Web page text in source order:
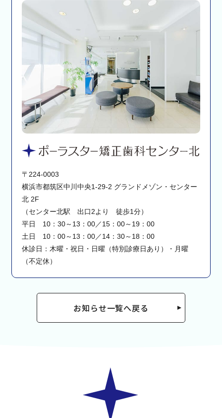
〒224-0003
横浜市都筑区中川中央1-29-2 グランドメゾン・センター
北 2F
（センター北駅 出口2より 徒歩1分）
平日 10：30～13：00／15：00～19：00
土日 10：00～13：00／14：30～18：00
休診日：木曜・祝日・日曜（特別診療日あり）・月曜
（不定休）
お知らせ一覧へ戻る